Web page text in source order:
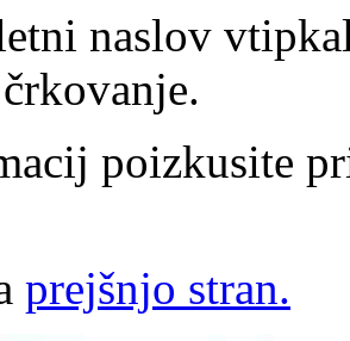
naslov
poizkusite
prejšnjo stran.